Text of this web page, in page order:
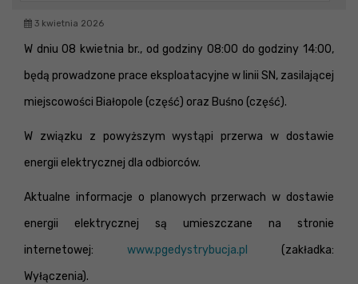
3 kwietnia 2026
W dniu 08 kwietnia br., od godziny 08:00 do godziny 14:00,
będą prowadzone prace eksploatacyjne w linii SN, zasilającej
miejscowości Białopole (część) oraz Buśno (część).
W związku z powyższym wystąpi przerwa w dostawie
energii elektrycznej dla odbiorców.
Aktualne informacje o planowych przerwach w dostawie
energii elektrycznej są umieszczane na stronie
internetowej: www.pgedystrybucja.pl
(zakładka:
Wyłączenia).